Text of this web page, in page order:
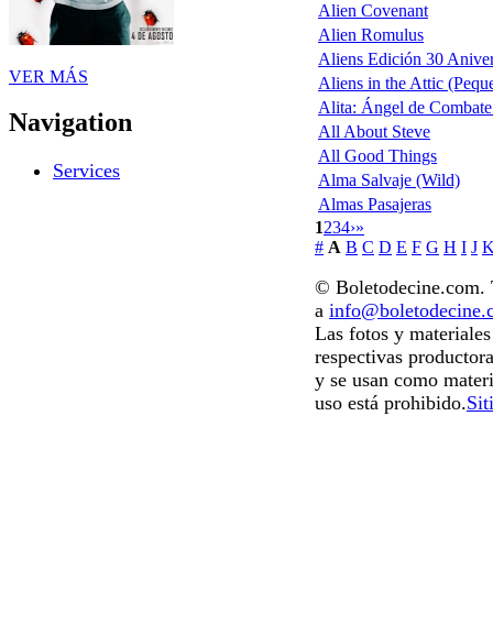
VER MÁS
Navigation
Services
Alien Covenant
Alien Romulus
Aliens Edición 30
Aliens in the Attic
Alita: Ángel de
All About Steve
All Good Things
Alma Salvaje (Wild)
Almas Pasajeras
1234›»
# A B C D E F G H I J
© Boletodecine.com.
a
Las fotos y
respectivas
y se usan como
uso está prohibido.